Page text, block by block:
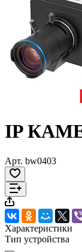
IP
Арт. bw0403
Характеристики
Тип устройства
—